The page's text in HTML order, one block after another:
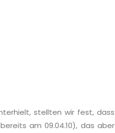
stellten wir fest, dass
am 09.04.10), das aber